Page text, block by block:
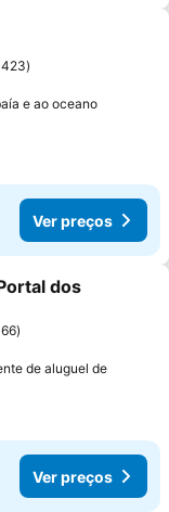
favoritos
423
e ao oceanoVer
Ver preços
favoritos
dos
66
de aluguel de
Ver preços